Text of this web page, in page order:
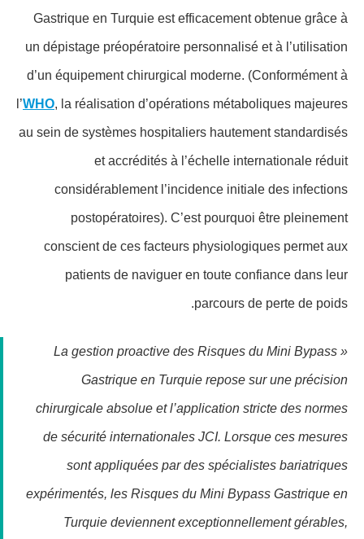
Gastrique en Turquie est efficacement obtenue grâce à
un dépistage préopératoire personnalisé et à l’utilisation
d’un équipement chirurgical moderne. (Conformément à
l’WHO, la réalisation d’opérations métaboliques majeures
au sein de systèmes hospitaliers hautement standardisés
et accrédités à l’échelle internationale réduit
considérablement l’incidence initiale des infections
postopératoires). C’est pourquoi être pleinement
conscient de ces facteurs physiologiques permet aux
patients de naviguer en toute confiance dans leur
parcours de perte de poids.
« La gestion proactive des Risques du Mini Bypass
Gastrique en Turquie repose sur une précision
chirurgicale absolue et l’application stricte des normes
de sécurité internationales JCI. Lorsque ces mesures
sont appliquées par des spécialistes bariatriques
expérimentés, les Risques du Mini Bypass Gastrique en
Turquie deviennent exceptionnellement gérables,